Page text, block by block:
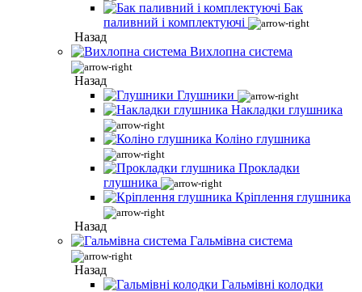
Бак
паливний і комплектуючі
Назад
Вихлопна система
Назад
Глушники
Накладки глушника
Коліно глушника
Прокладки
глушника
Кріплення глушника
Назад
Гальмівна система
Назад
Гальмівні колодки